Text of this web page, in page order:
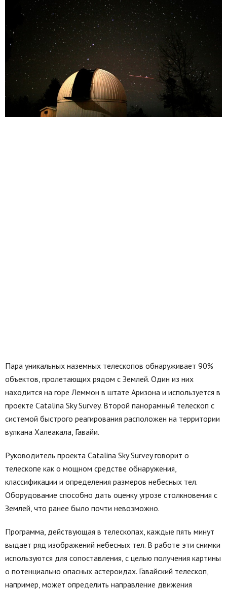
Пара уникальных наземных телескопов обнаруживает 90%
объектов, пролетающих рядом с Землей. Один из них
находится на горе Леммон в штате Аризона и используется в
проекте Catalina Sky Survey. Второй панорамный телескоп с
системой быстрого реагирования расположен на территории
вулкана Халеакала, Гавайи.
Руководитель проекта Catalina Sky Survey говорит о
телескопе как о мощном средстве обнаружения,
классификации и определения размеров небесных тел.
Оборудование способно дать оценку угрозе столкновения с
Землей, что ранее было почти невозможно.
Программа, действующая в телескопах, каждые пять минут
выдает ряд изображений небесных тел. В работе эти снимки
используются для сопоставления, с целью получения картины
о потенциально опасных астероидах. Гавайский телескоп,
например, может определить направление движения